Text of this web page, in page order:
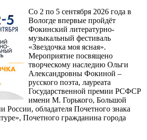
Со 2 по 5 сентября 2026 года в
Вологде впервые пройдёт
Фокинский литературно-
музыкальный фестиваль
«Звездочка моя ясная».
Мероприятие посвящено
творческому наследию Ольги
Александровны Фокиной –
русского поэта, лауреата
Государственной премии РСФСР
имени М. Горького, Большой
России, обладателя Почетного знака
Почетного гражданина города